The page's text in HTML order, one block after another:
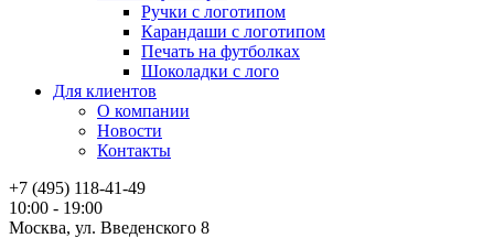
Ручки с логотипом
Карандаши с логотипом
Печать на футболках
Шоколадки с лого
Для клиентов
О компании
Новости
Контакты
+7 (495) 118-41-49
10:00 - 19:00
Москва, ул. Введенского 8